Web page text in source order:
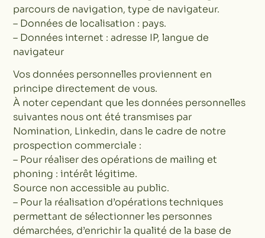
parcours de navigation, type de navigateur.
– Données de localisation : pays.
– Données internet : adresse IP, langue de
navigateur
Vos données personnelles proviennent en
principe directement de vous.
À noter cependant que les données personnelles
suivantes nous ont été transmises par
Nomination, Linkedin, dans le cadre de notre
prospection commerciale :
– Pour réaliser des opérations de mailing et
phoning : intérêt légitime.
Source non accessible au public.
– Pour la réalisation d’opérations techniques
permettant de sélectionner les personnes
démarchées, d’enrichir la qualité de la base de